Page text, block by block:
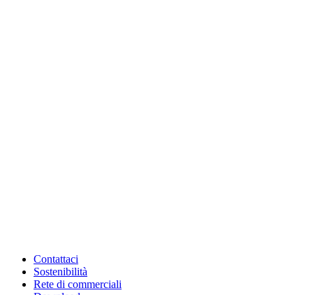
Contattaci
Sostenibilità
Rete di commerciali